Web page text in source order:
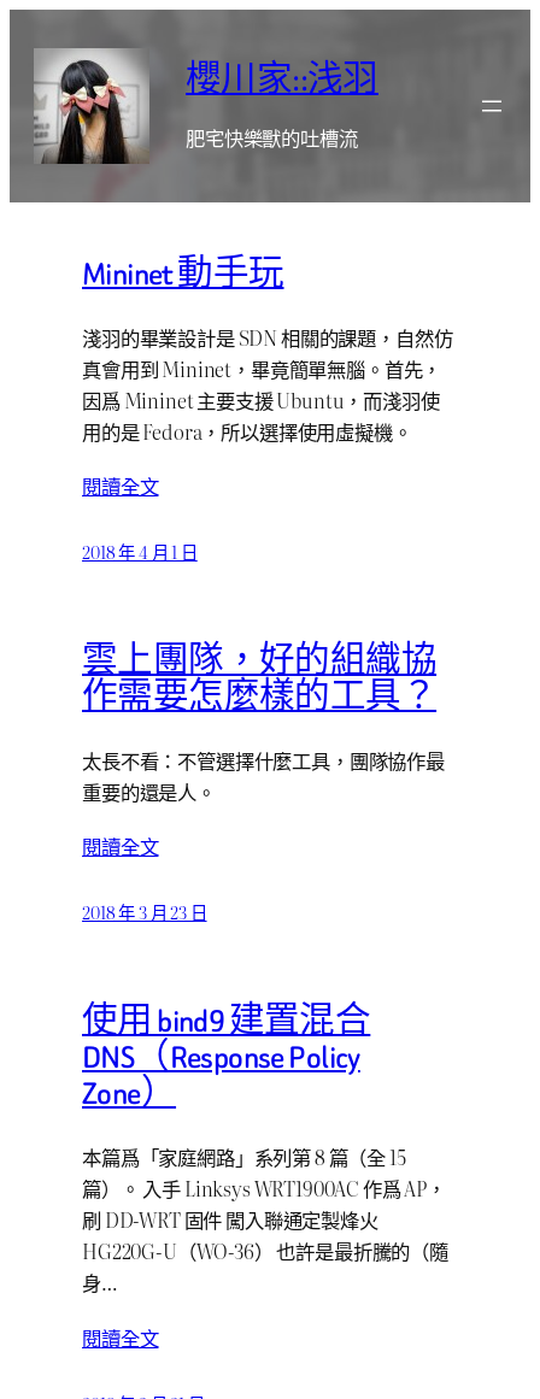
櫻川家::浅羽
肥宅快樂獸的吐槽流
Mininet 動手玩
淺羽的畢業設計是 SDN 相關的課題，自然仿
真會用到 Mininet，畢竟簡單無腦。首先，
因爲 Mininet 主要支援 Ubuntu，而淺羽使
用的是 Fedora，所以選擇使用虛擬機。
閱讀全文
2018 年 4 月 1 日
雲上團隊，好的組織協
作需要怎麼樣的工具？
太長不看：不管選擇什麼工具，團隊協作最
重要的還是人。
閱讀全文
2018 年 3 月 23 日
使用 bind9 建置混合
DNS（Response Policy
Zone）
本篇爲「家庭網路」系列第 8 篇（全 15
篇）。 入手 Linksys WRT1900AC 作爲 AP，
刷 DD-WRT 固件 闖入聯通定製烽火
HG220G-U（WO-36） 也許是最折騰的（隨
身…
閱讀全文